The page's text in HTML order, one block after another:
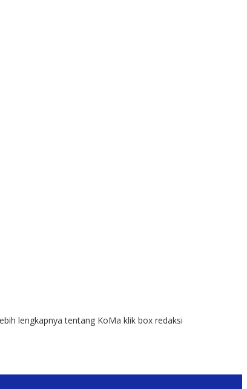
lengkapnya tentang KoMa klik box redaksi